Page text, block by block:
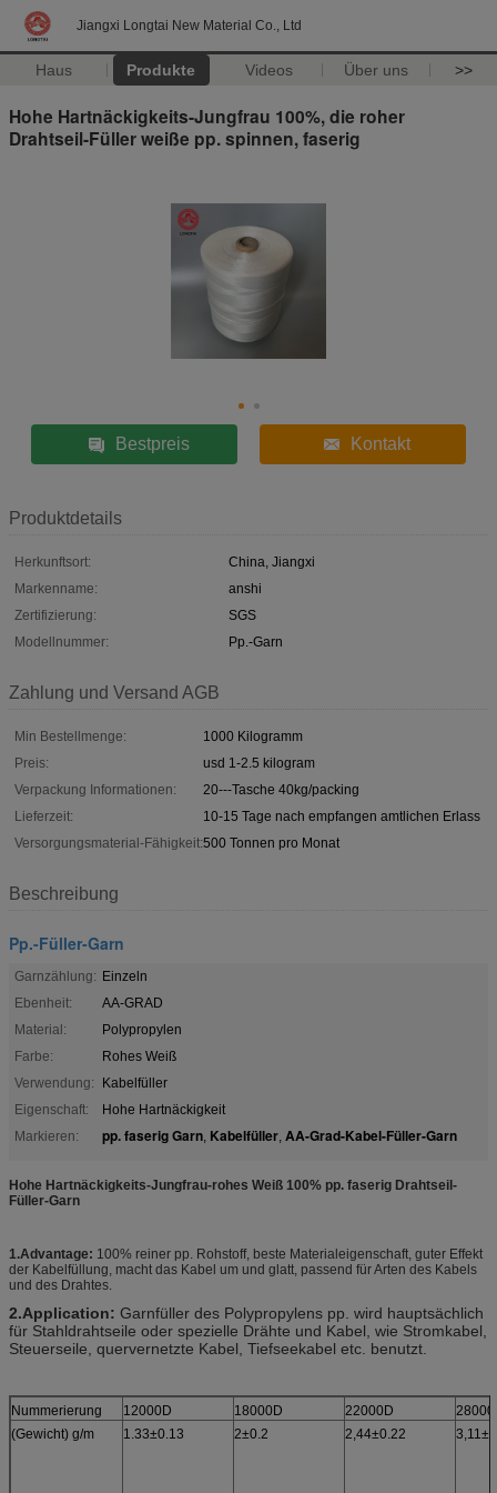
Jiangxi Longtai New Material Co., Ltd
Haus Produkte Videos Über uns >>
Hohe Hartnäckigkeits-Jungfrau 100%, die roher
Drahtseil-Füller weiße pp. spinnen, faserig
Bestpreis Kontakt
Produktdetails
Herkunftsort:
China, Jiangxi
Markenname:
anshi
Zertifizierung:
SGS
Modellnummer:
Pp.-Garn
Zahlung und Versand AGB
Min Bestellmenge:
1000 Kilogramm
Preis:
usd 1-2.5 kilogram
Verpackung Informationen:
20---Tasche 40kg/packing
Lieferzeit:
10-15 Tage nach empfangen amtlichen Erlass
Versorgungsmaterial-Fähigkeit:500 Tonnen pro Monat
Beschreibung
Pp.-Füller-Garn
Garnzählung: Einzeln
Ebenheit:
AA-GRAD
Material:
Polypropylen
Farbe:
Rohes Weiß
Verwendung:
Kabelfüller
Eigenschaft:
Hohe Hartnäckigkeit
Markieren:
pp. faserig Garn, Kabelfüller, AA-Grad-Kabel-Füller-Garn
Hohe Hartnäckigkeits-Jungfrau-rohes Weiß 100% pp. faserig Drahtseil-
Füller-Garn
1.Advantage: 100% reiner pp. Rohstoff, beste Materialeigenschaft, guter Effekt
der Kabelfüllung, macht das Kabel um und glatt, passend für Arten des Kabels
und des Drahtes.
2.Application: Garnfüller des Polypropylens pp. wird hauptsächlich
für Stahldrahtseile oder spezielle Drähte und Kabel, wie Stromkabel,
Steuerseile, quervernetzte Kabel, Tiefseekabel etc. benutzt.
Nummerierung 12000D 18000D 22000D
(Gewicht) g/m
1.33±0.13 2±0.2 2,44±0.22 3,11